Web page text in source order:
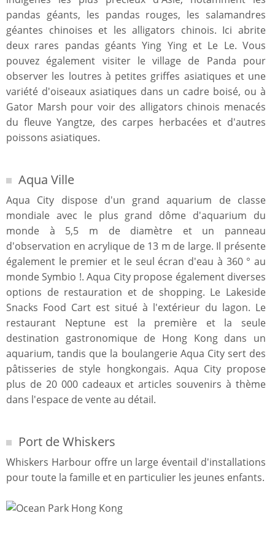
pandas géants, les pandas rouges, les salamandres
géantes chinoises et les alligators chinois. Ici abrite
deux rares pandas géants Ying Ying et Le Le. Vous
pouvez également visiter le village de Panda pour
observer les loutres à petites griffes asiatiques et une
variété d'oiseaux asiatiques dans un cadre boisé, ou à
Gator Marsh pour voir des alligators chinois menacés
du fleuve Yangtze, des carpes herbacées et d'autres
poissons asiatiques.
Aqua Ville
Aqua City dispose d'un grand aquarium de classe
mondiale avec le plus grand dôme d'aquarium du
monde à 5,5 m de diamètre et un panneau
d'observation en acrylique de 13 m de large. Il présente
également le premier et le seul écran d'eau à 360 ° au
monde Symbio !. Aqua City propose également diverses
options de restauration et de shopping. Le Lakeside
Snacks Food Cart est situé à l'extérieur du lagon. Le
restaurant Neptune est la première et la seule
destination gastronomique de Hong Kong dans un
aquarium, tandis que la boulangerie Aqua City sert des
pâtisseries de style hongkongais. Aqua City propose
plus de 20 000 cadeaux et articles souvenirs à thème
dans l'espace de vente au détail.
Port de Whiskers
Whiskers Harbour offre un large éventail d'installations
pour toute la famille et en particulier les jeunes enfants.